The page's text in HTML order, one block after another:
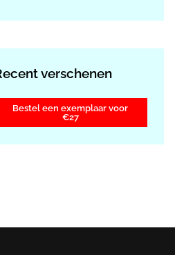
verschenen
Bestel een exemplaar voor
€27